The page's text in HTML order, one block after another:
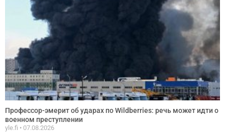
Профессор-эмерит об ударах по Wildberries: речь может идти о
военном преступлении
yle.fi 07.08.2026